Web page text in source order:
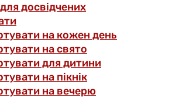
досвідчених
на кожен день
на свято
для дитини
на пікнік
на вечерю